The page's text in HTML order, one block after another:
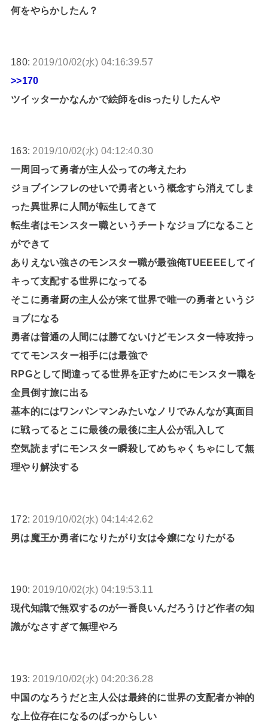
何をやらかしたん？
180: 2019/10/02(水) 04:16:39.57
>>170
ツイッターかなんかで絵師をdisったりしたんや
163: 2019/10/02(水) 04:12:40.30
一周回って勇者が主人公っての考えたわ
ジョブインフレのせいで勇者という概念すら消えてしま
った異世界に人間が転生してきて
転生者はモンスター職というチートなジョブになること
ができて
ありえない強さのモンスター職が最強俺TUEEEEしてイ
キって支配する世界になってる
そこに勇者厨の主人公が来て世界で唯一の勇者というジ
ョブになる
勇者は普通の人間には勝てないけどモンスター特攻持っ
ててモンスター相手には最強で
RPGとして間違ってる世界を正すためにモンスター職を
全員倒す旅に出る
基本的にはワンパンマンみたいなノリでみんなが真面目
に戦ってるとこに最後の最後に主人公が乱入して
空気読まずにモンスター瞬殺してめちゃくちゃにして無
理やり解決する
172: 2019/10/02(水) 04:14:42.62
男は魔王か勇者になりたがり女は令嬢になりたがる
190: 2019/10/02(水) 04:19:53.11
現代知識で無双するのが一番良いんだろうけど作者の知
識がなさすぎて無理やろ
193: 2019/10/02(水) 04:20:36.28
中国のなろうだと主人公は最終的に世界の支配者か神的
な上位存在になるのばっからしい